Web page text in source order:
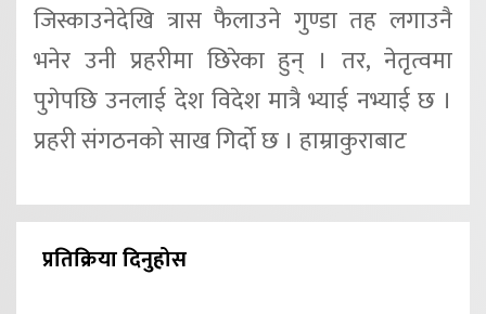
जिस्काउनेदेखि त्रास फैलाउने गुण्डा तह लगाउनै
भनेर उनी प्रहरीमा छिरेका हुन् । तर, नेतृत्वमा
पुगेपछि उनलाई देश विदेश मात्रै भ्याई नभ्याई छ ।
प्रहरी संगठनको साख गिर्दो छ । हाम्राकुराबाट
प्रतिक्रिया दिनुहोस